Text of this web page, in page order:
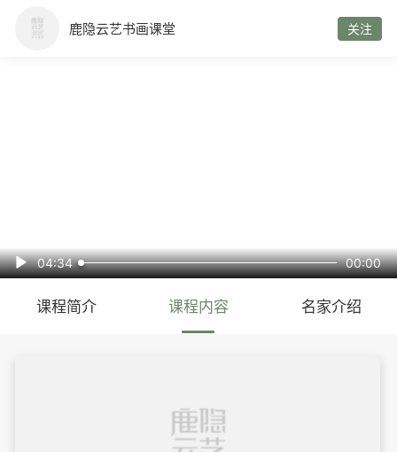
鹿隐云艺书画课堂 关注
 04:34 00:00
课程简介 课程内容 名家介绍